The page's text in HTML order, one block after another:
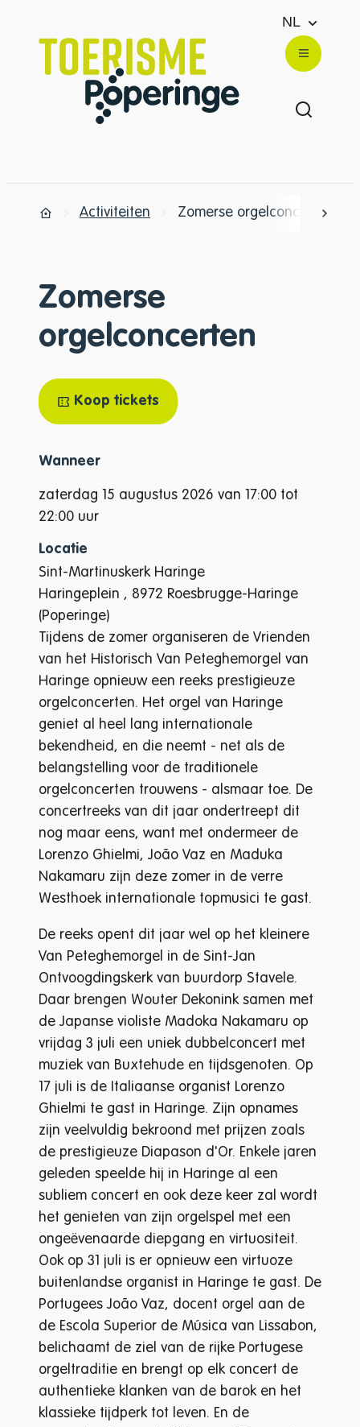
NL
Toerisme Poperinge
Zoek
Menu
Startpagina
Activiteiten Zomerse orgelconcerten
Zomerse
orgelconcerten
Koop tickets
Wanneer
zaterdag 15 augustus 2026 van 17:00 tot
22:00 uur
Locatie
Sint-Martinuskerk Haringe
Haringeplein , 8972 Roesbrugge-Haringe
(Poperinge)
Tijdens de zomer organiseren de Vrienden
van het Historisch Van Peteghemorgel van
Haringe opnieuw een reeks prestigieuze
orgelconcerten. Het orgel van Haringe
geniet al heel lang internationale
bekendheid, en die neemt - net als de
belangstelling voor de traditionele
orgelconcerten trouwens - alsmaar toe. De
concertreeks van dit jaar ondertreept dit
nog maar eens, want met ondermeer de
Lorenzo Ghielmi, João Vaz en Maduka
Nakamaru zijn deze zomer in de verre
Westhoek internationale topmusici te gast.
De reeks opent dit jaar wel op het kleinere
Van Peteghemorgel in de Sint-Jan
Ontvoogdingskerk van buurdorp Stavele.
Daar brengen Wouter Dekonink samen met
de Japanse violiste Madoka Nakamaru op
vrijdag 3 juli een uniek dubbelconcert met
muziek van Buxtehude en tijdsgenoten. Op
17 juli is de Italiaanse organist Lorenzo
Ghielmi te gast in Haringe. Zijn opnames
zijn veelvuldig bekroond met prijzen zoals
de prestigieuze Diapason d'Or. Enkele jaren
geleden speelde hij in Haringe al een
subliem concert en ook deze keer zal wordt
het genieten van zijn orgelspel met een
ongeëvenaarde diepgang en virtuositeit.
Ook op 31 juli is er opnieuw een virtuoze
buitenlandse organist in Haringe te gast. De
Portugees João Vaz, docent orgel aan de
de Escola Superior de Música van Lissabon,
belichaamt de ziel van de rijke Portugese
orgeltraditie en brengt op elk concert de
authentieke klanken van de barok en het
klassieke tijdperk tot leven. En de